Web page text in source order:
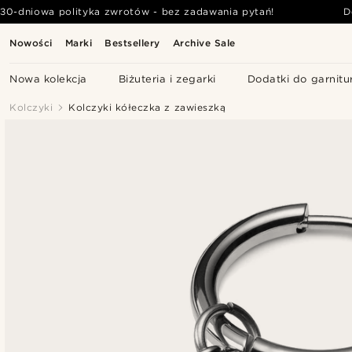
Nowości Marki Bestsellery Archive Sale
Nowa kolekcja Biżuteria i zegarki Dodatki do
30-dniowa polityka zwrotów - bez zadawania pytań!
Kolczyki Kolczyki kółeczka z zawieszką